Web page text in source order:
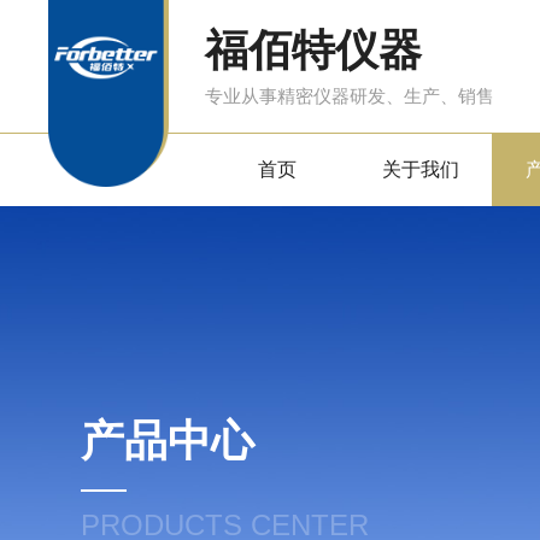
福佰特仪器
专业从事精密仪器研发、生产、销售
首页 关于我们
产品中心
PRODUCTS CENTER